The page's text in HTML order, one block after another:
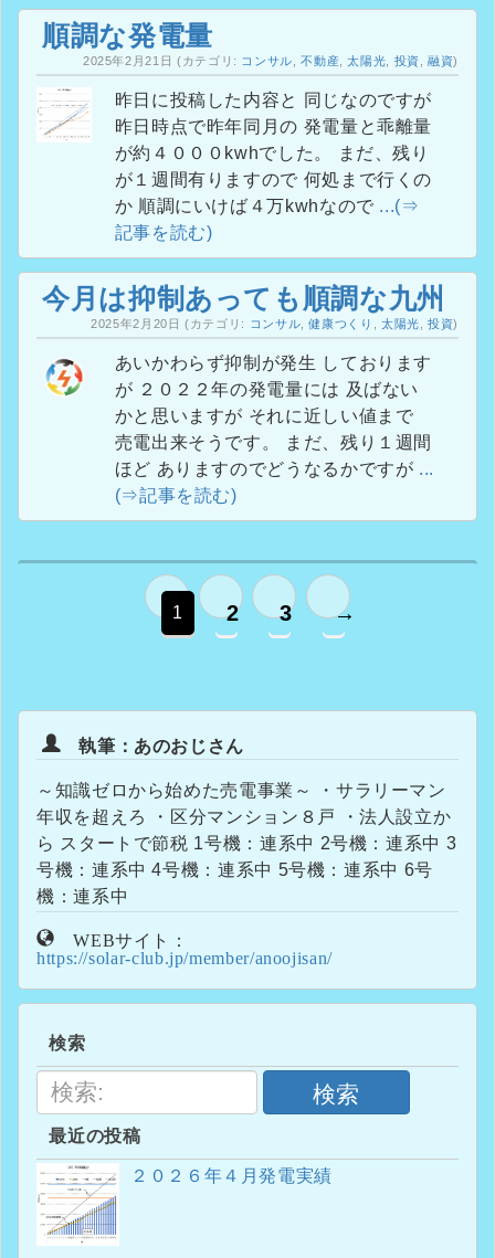
順調な発電量
2025年2月21日 (カテゴリ: コンサル ,不動産 ,太陽光 投資 ,融資)
昨日に投稿した内容と 同じなのですが
昨日時点で昨年同月の 発電量と乖離量
が約４０００kwhでした。 まだ、残り
が１週間有りますので 何処まで行くの
か 順調にいけば４万kwhなので ...(⇒
記事を読む)
今月は抑制あっても順調な九州
2025年2月20日 (カテゴリ: コンサル ,健康つくり 太陽光 ,投資)
あいかわらず抑制が発生 しております
が ２０２２年の発電量には 及ばない
かと思いますが それに近しい値まで
売電出来そうです。 まだ、残り１週間
ほど ありますのでどうなるかですが ...
(⇒記事を読む)
1 2 3 →
執筆：あのおじさん
～知識ゼロから始めた売電事業～ ・サラリーマン
年収を超えろ ・区分マンション８戸 ・法人設立か
ら スタートで節税 1号機：連系中 2号機：連系中 3
号機：連系中 4号機：連系中 5号機：連系中 6号
機：連系中
WEBサイト：
https://solar-club.jp/member/anoojisan/
検索
検索
最近の投稿
２０２６年４月発電実績